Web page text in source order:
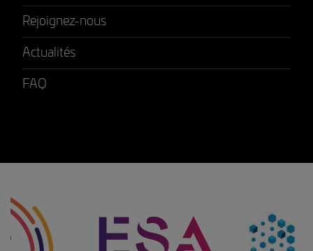
Rejoignez-nous
Actualités
FAQ